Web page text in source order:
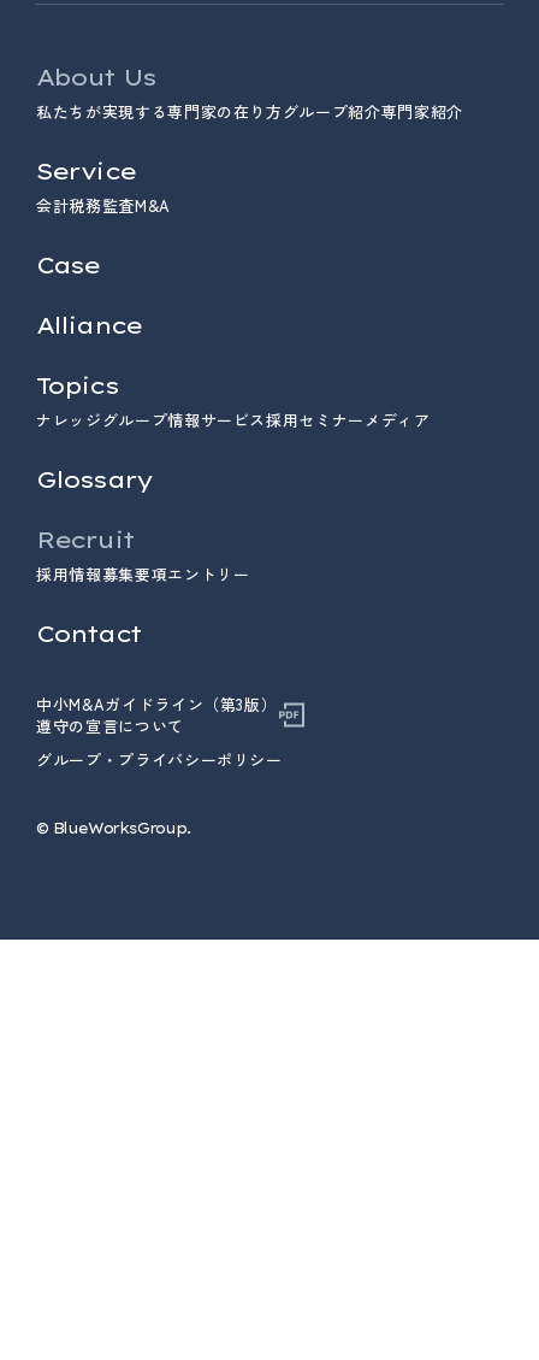
About Us
私たちが実現する専門家の在り方 グループ紹介専門家紹介
Service
会計税務監査M&A
Case
Alliance
Topics
ナレッジ グループ情報サービス採用セミナー メディア
Glossary
Recruit
採用情報募集要項エントリー
Contact
中小M&Aガイドライン（第3版）
遵守の宣言について
グループ・プライバシーポリシー
© ︎BlueWorksGroup.